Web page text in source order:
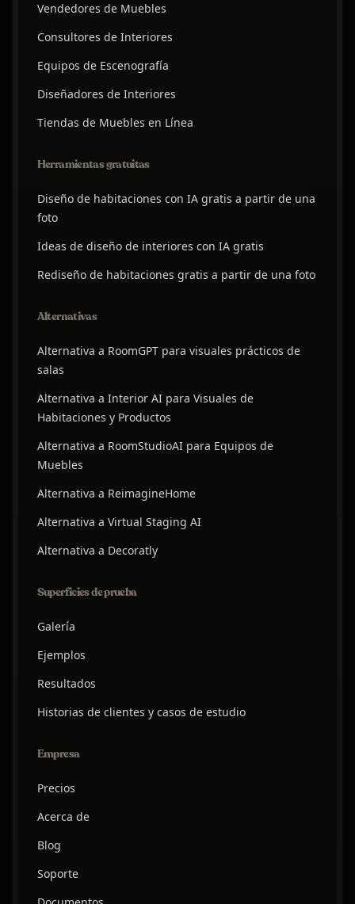
Vendedores de Muebles
Consultores de Interiores
Equipos de Escenografía
Diseñadores de Interiores
Tiendas de Muebles en Línea
Herramientas gratuitas
Diseño de habitaciones con IA gratis a partir de una
foto
Ideas de diseño de interiores con IA gratis
Rediseño de habitaciones gratis a partir de una foto
Alternativas
Alternativa a RoomGPT para visuales prácticos de
salas
Alternativa a Interior AI para Visuales de
Habitaciones y Productos
Alternativa a RoomStudioAI para Equipos de
Muebles
Alternativa a ReimagineHome
Alternativa a Virtual Staging AI
Alternativa a Decoratly
Superficies de prueba
Galería
Ejemplos
Resultados
Historias de clientes y casos de estudio
Empresa
Precios
Acerca de
Blog
Soporte